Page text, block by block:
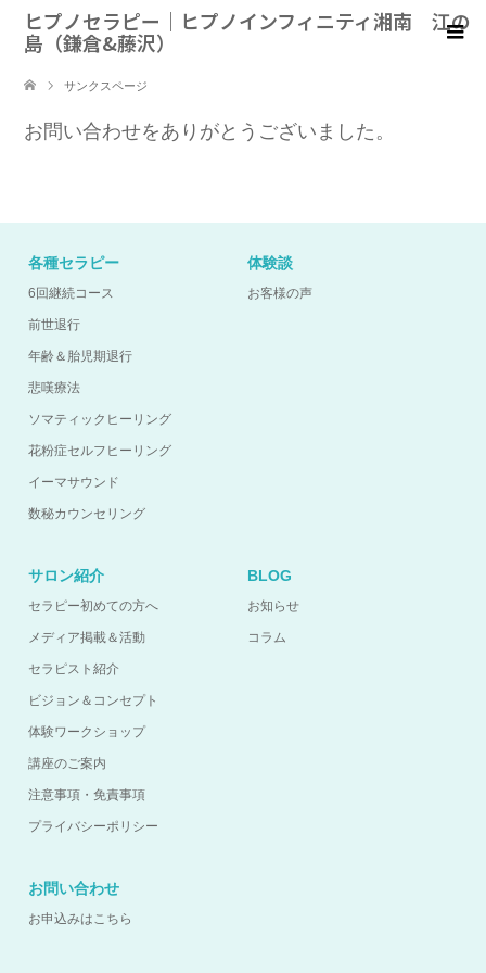
ヒプノセラピー｜ヒプノインフィニティ湘南 江の
島（鎌倉&藤沢）
サンクスページ
お問い合わせをありがとうございました。
各種セラピー
6回継続コース
前世退行
年齢＆胎児期退行
悲嘆療法
ソマティックヒーリング
花粉症セルフヒーリング
イーマサウンド
数秘カウンセリング
体験談
お客様の声
サロン紹介
セラピー初めての方へ
メディア掲載＆活動
セラピスト紹介
ビジョン＆コンセプト
体験ワークショップ
講座のご案内
注意事項・免責事項
プライバシーポリシー
BLOG
お知らせ
コラム
お問い合わせ
お申込みはこちら